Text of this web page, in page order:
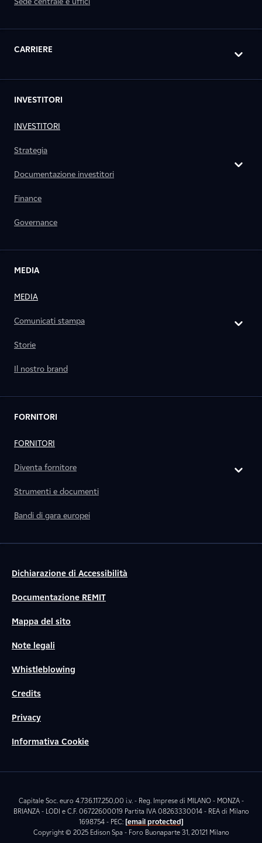
CARRIERE
INVESTITORI
INVESTITORI
Strategia
Documentazione investitori
Finance
Governance
MEDIA
MEDIA
Comunicati stampa
Storie
Il nostro brand
FORNITORI
FORNITORI
Diventa fornitore
Strumenti e documenti
Bandi di gara europei
Dichiarazione di Accessibilità
Documentazione REMIT
Mappa del sito
Note legali
Whistleblowing
Credits
Privacy
Informativa Cookie
Capitale Soc. euro 4.736.117.250,00 i.v. - Reg. Imprese di MILANO - MONZA -
BRIANZA - LODI e C.F. 06722600019 Partita IVA 08263330014 - REA di Milano
1698754 - PEC: [email protected]
Copyright © 2025 Edison Spa - Foro Buonaparte 31, 20121 Milano